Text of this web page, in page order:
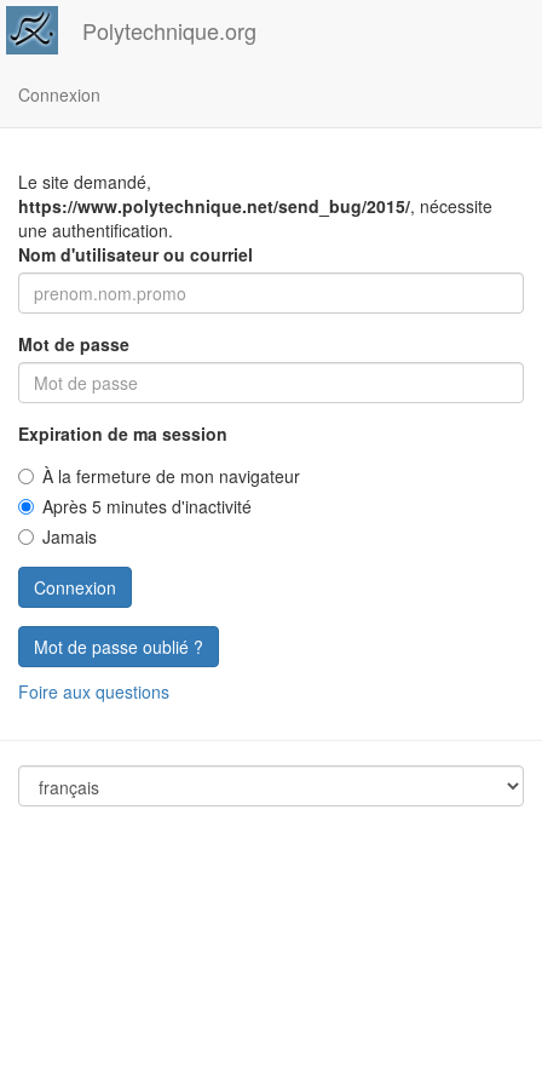
Polytechnique.org
Connexion
Le site demandé,
https://www.polytechnique.net/send_bug/2015/, nécessite
une authentification.
Nom d'utilisateur ou courriel
Mot de passe
Expiration de ma session
À la fermeture de mon navigateur
Après 5 minutes d'inactivité
Jamais
Mot de passe oublié ?
Foire aux questions